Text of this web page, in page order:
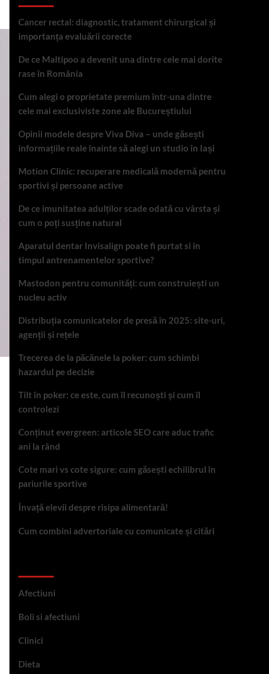
Cancer rectal: diagnostic, tratament chirurgical și
importanța evaluării corecte
De ce Maltipoo a devenit una dintre cele mai dorite
rase în România
Cum alegi o proprietate premium într-una dintre
cele mai exclusiviste zone ale Bucureștiului
Opinii modele despre Viva Diva – unde găsești
informațiile reale înainte să alegi un studio în Iași
Motion Clinic: recuperare medicală modernă pentru
sportivi și persoane active
De ce imunitatea adulților scade odată cu vârsta și
cum o poți susține natural
Aparatul dentar Invisalign poate fi purtat si in
timpul antrenamentelor sportive?
Mastodon pentru comunități: cum construiești un
nucleu activ
Distribuția comunicatelor de presă în 2025: site-uri,
agenții și rețele
Trecerea de la păcănele la poker: cum schimbi
hazardul pe decizie
Tilt în poker: ce este, cum îl recunoști și cum îl
controlezi
Conținut evergreen: articole SEO care aduc trafic
ani la rând
Cote mari vs cote sigure: cum găsești echilibrul în
pariurile sportive
Învață elevii despre risipa alimentară!
Cum combini advertoriale cu comunicate și citări
Afectiuni
Boli si afectiuni
Clinici
Dieta